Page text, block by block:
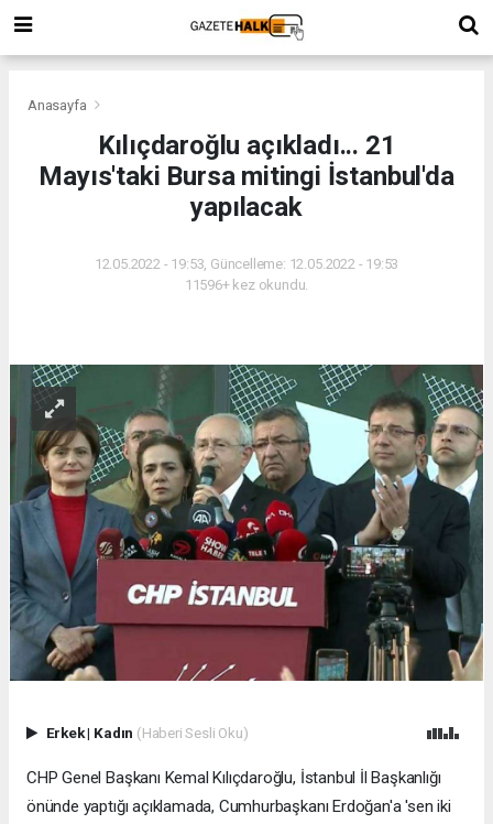
Anasayfa
Kılıçdaroğlu açıkladı... 21
Mayıs'taki Bursa mitingi İstanbul'da
yapılacak
12.05.2022 - 19:53, Güncelleme: 12.05.2022 - 19:53
11596+ kez okundu.
Erkek| Kadın (Haberi Sesli Oku)
CHP Genel Başkanı Kemal Kılıçdaroğlu, İstanbul İl Başkanlığı
önünde yaptığı açıklamada, Cumhurbaşkanı Erdoğan'a 'sen iki